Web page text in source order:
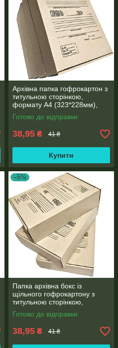
Архівна папка гофрокартон з
титульною сторінкою,
формату А4 (323*228мм),
корінець 80 мм
Готово до відправки
38,95 ₴ 41 ₴
Купити
–5%
Папка архівна бокс із
щільного гофрокартону з
титульною сторінкою,
формату А4 (323*228мм),
корінець 80 мм
Готово до відправки
38,95 ₴ 41 ₴